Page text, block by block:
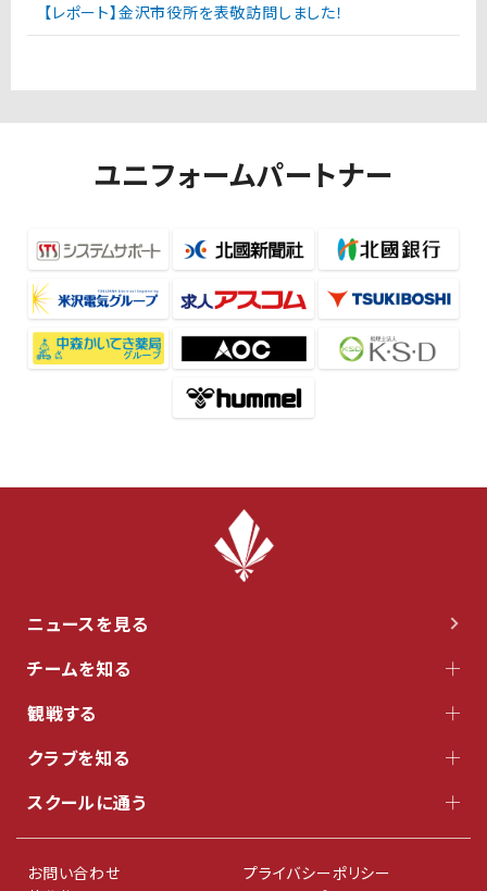
【レポート】金沢市役所を表敬訪問しました！
ユニフォームパートナー
ニュースを見る
チームを知る
観戦する
クラブを知る
スクールに通う
お問い合わせ
プライバシーポリシー